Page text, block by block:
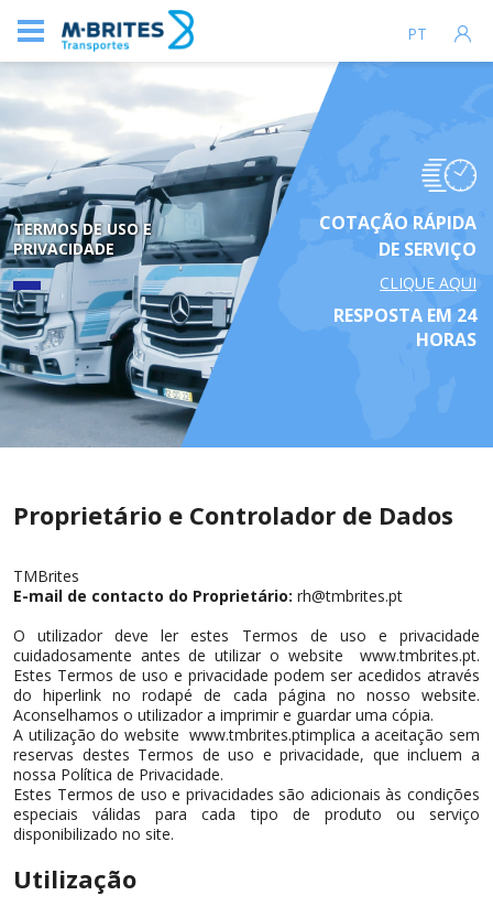
PT
TERMOS DE USO E
PRIVACIDADE
COTAÇÃO RÁPIDA
DE SERVIÇO
CLIQUE AQUI
RESPOSTA EM 24
HORAS
Proprietário e Controlador de Dados
TMBrites
E-mail de contacto do Proprietário: rh@tmbrites.pt
O utilizador deve ler estes Termos de uso e privacidade
cuidadosamente antes de utilizar o website www.tmbrites.pt.
Estes Termos de uso e privacidade podem ser acedidos através
do hiperlink no rodapé de cada página no nosso website.
Aconselhamos o utilizador a imprimir e guardar uma cópia.
A utilização do website www.tmbrites.ptimplica a aceitação sem
reservas destes Termos de uso e privacidade, que incluem a
nossa Política de Privacidade.
Estes Termos de uso e privacidades são adicionais às condições
especiais válidas para cada tipo de produto ou serviço
disponibilizado no site.
Utilização